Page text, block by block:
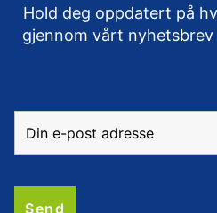
Hold deg oppdatert på
gjennom vårt